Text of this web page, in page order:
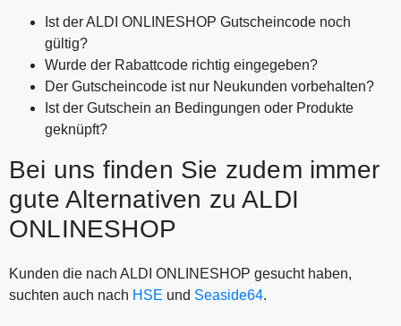
Ist der ALDI ONLINESHOP Gutscheincode noch
gültig?
Wurde der Rabattcode richtig eingegeben?
Der Gutscheincode ist nur Neukunden vorbehalten?
Ist der Gutschein an Bedingungen oder Produkte
geknüpft?
Bei uns finden Sie zudem immer
gute Alternativen zu ALDI
ONLINESHOP
Kunden die nach ALDI ONLINESHOP gesucht haben,
suchten auch nach HSE und Seaside64.